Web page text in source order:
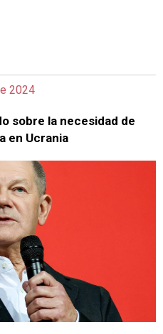
2024
sobre la necesidad de
en Ucrania